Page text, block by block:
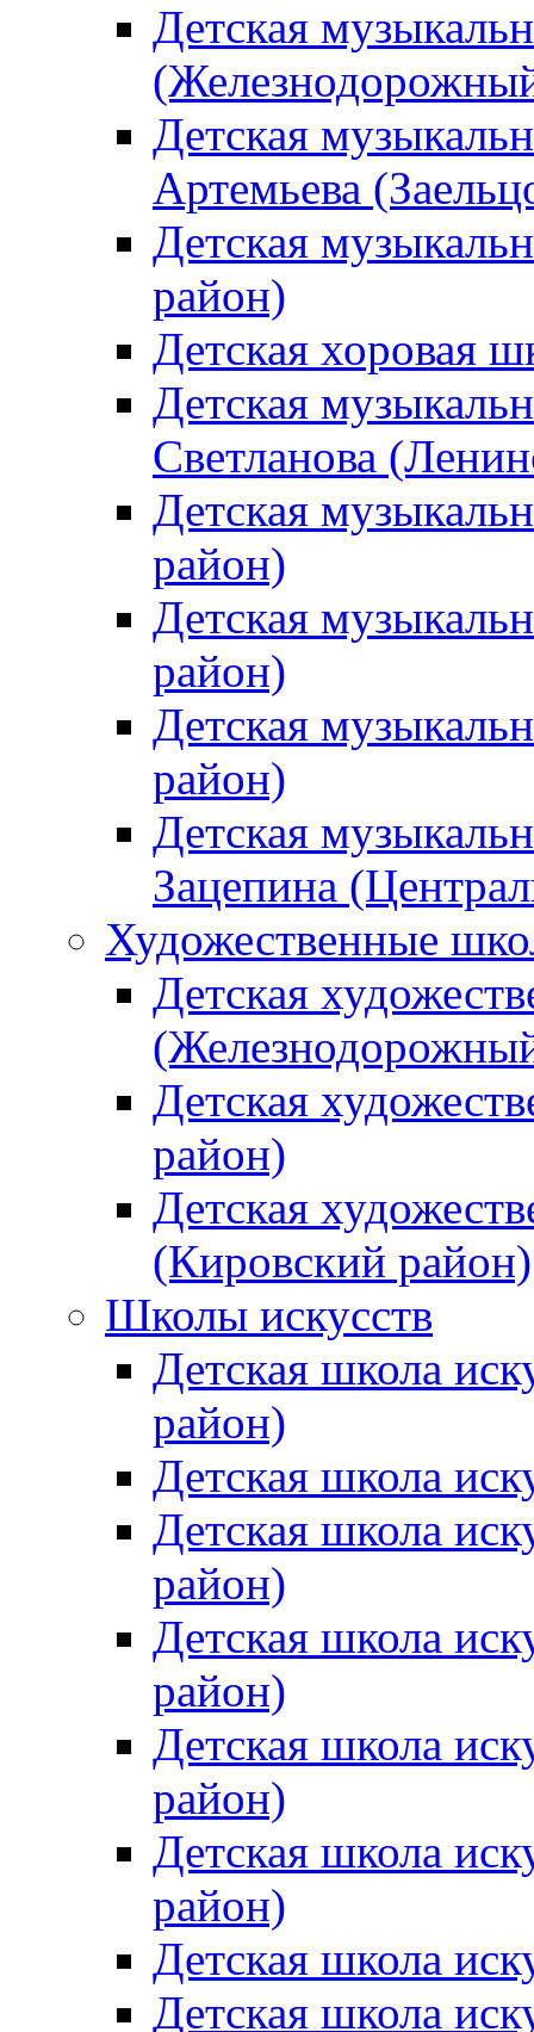
Детская
Детская
Артемьева
Детская
район)
Детская хоровая
Детская
Светланова
Детская
район)
Детская
район)
Детская
район)
Детская
Зацепина
Художественные
Детская
Детская
район)
Детская
(Кировский район)
Школы искусств
Детская школа
район)
Детская школа
Детская школа
район)
Детская школа
район)
Детская школа
район)
Детская школа
район)
Детская школа
Детская школа